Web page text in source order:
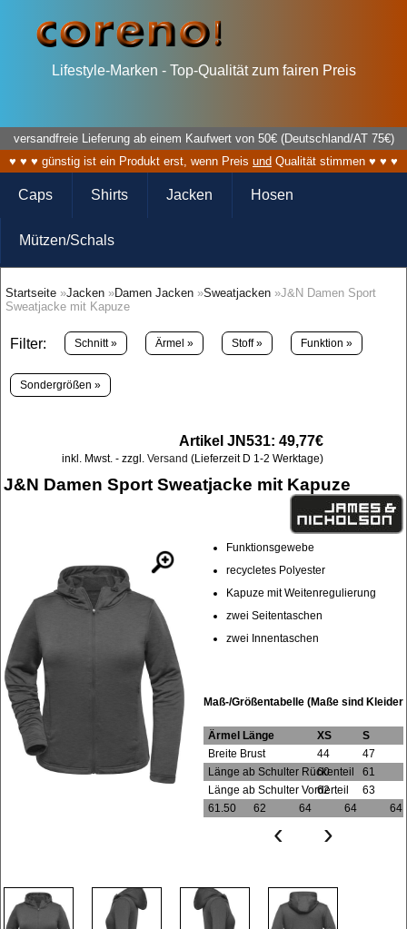
Lifestyle-Marken - Top-Qualität zum fairen Preis
versandfreie Lieferung ab einem Kaufwert von 50€ (Deutschland/AT 75€)
♥ ♥ ♥ günstig ist ein Produkt erst, wenn Preis und Qualität stimmen ♥ ♥ ♥
Caps Shirts Jacken Hosen
Mützen/Schals
Startseite »Jacken »Damen Jacken »Sweatjacken »J&N Damen Sport
Sweatjacke mit Kapuze
Filter: Schnitt » Ärmel » Stoff » Funktion »
Sondergrößen »
Artikel JN531: 49,77€
inkl. Mwst. - zzgl. Versand (Lieferzeit D 1-2 Werktage)
J&N Damen Sport Sweatjacke mit Kapuze
Funktionsgewebe
recycletes Polyester
Kapuze mit Weitenregulierung
zwei Seitentaschen
zwei Innentaschen
Maß-/Größentabelle (Maße sind
Ärmel Länge XS
S
Breite Brust
44
47
Länge ab Schulter Rückenteil
60
61
Länge ab Schulter Vorderteil
62
63
61.50
62 64 64 64
‹ ›